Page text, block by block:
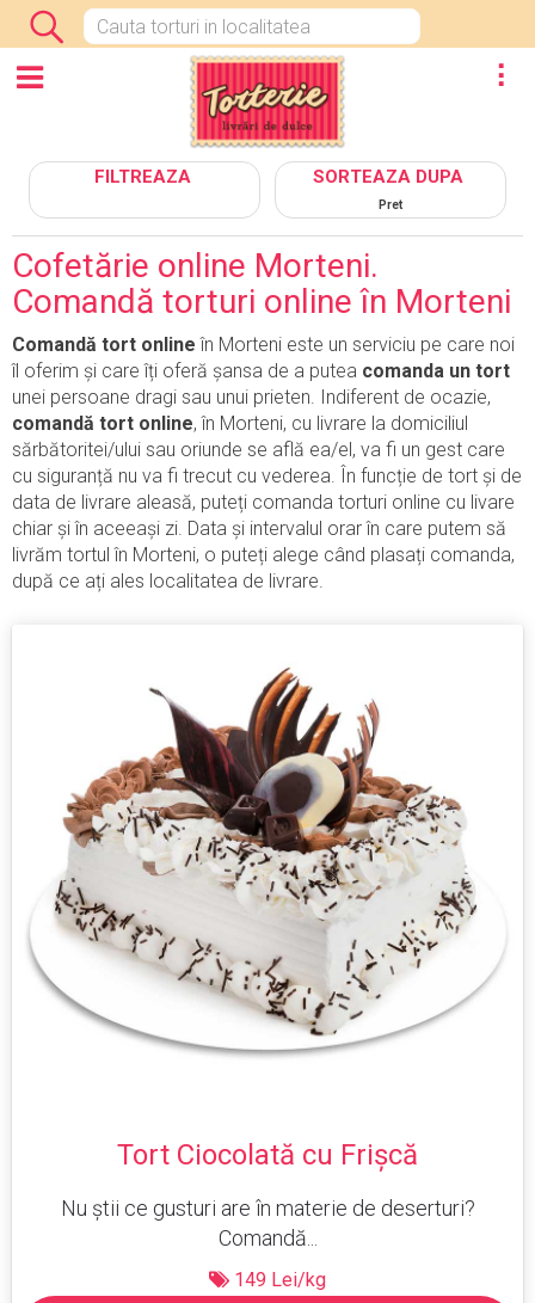
INCHIDE
FILTREAZA SORTEAZA DUPA
Pret
Cofetărie online Morteni.
Comandă torturi online în Morteni
Comandă tort online în Morteni este un serviciu pe care noi
îl oferim și care îți oferă șansa de a putea comanda un tort
unei persoane dragi sau unui prieten. Indiferent de ocazie,
comandă tort online, în Morteni, cu livrare la domiciliul
sărbătoritei/ului sau oriunde se află ea/el, va fi un gest care
cu siguranță nu va fi trecut cu vederea. În funcție de tort și de
data de livrare aleasă, puteți comanda torturi online cu livare
chiar și în aceeași zi. Data și intervalul orar în care putem să
livrăm tortul în Morteni, o puteți alege când plasați comanda,
după ce ați ales localitatea de livrare.
Tort Ciocolată cu Frișcă
Nu știi ce gusturi are în materie de deserturi?
Comandă...
149 Lei/kg